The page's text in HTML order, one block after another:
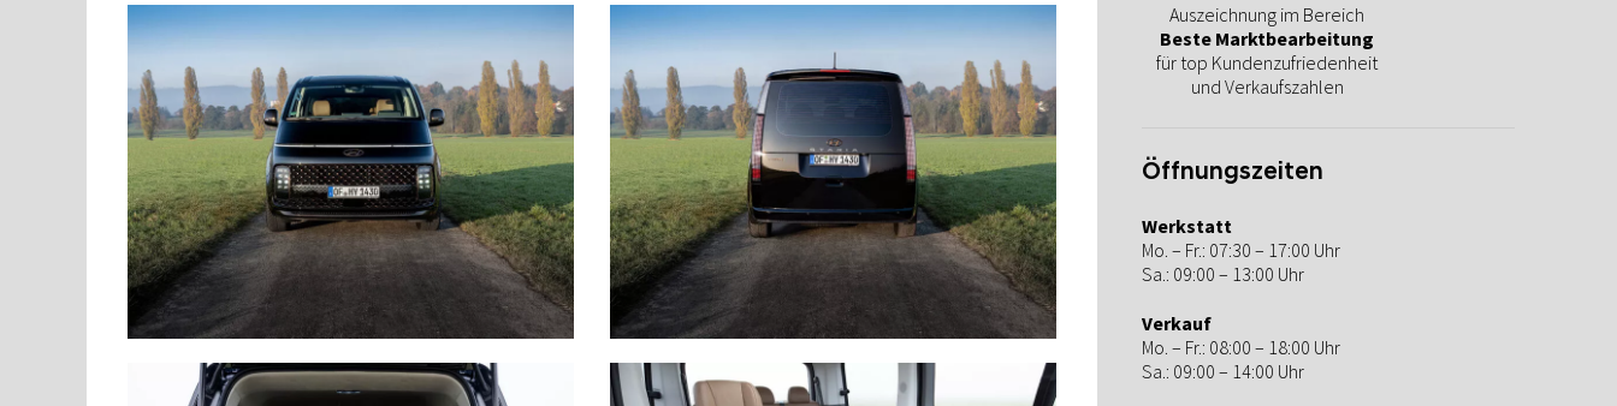
Auszeichnung im Bereich
Beste Marktbearbeitung
für top Kundenzufriedenheit
und Verkaufszahlen
Öffnungszeiten
Werkstatt
Mo. – Fr.: 07:30 – 17:00 Uhr
Sa.: 09:00 – 13:00 Uhr
Verkauf
Mo. – Fr.: 08:00 – 18:00 Uhr
Sa.: 09:00 – 14:00 Uhr